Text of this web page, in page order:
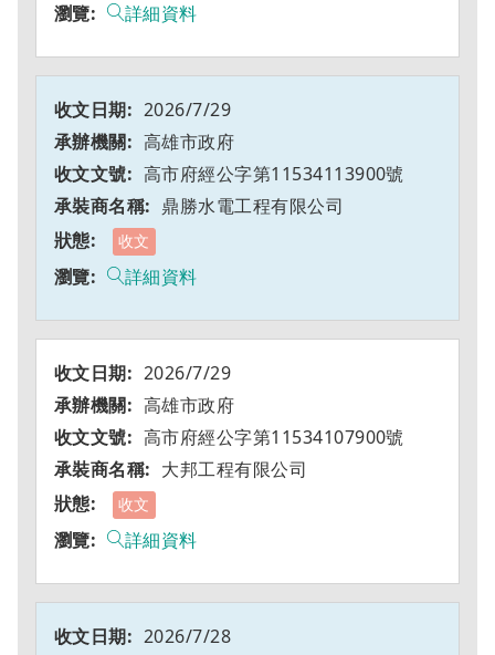
詳細資料
2026/7/29
高雄市政府
高市府經公字第11534113900號
鼎勝水電工程有限公司
收文
詳細資料
2026/7/29
高雄市政府
高市府經公字第11534107900號
大邦工程有限公司
收文
詳細資料
2026/7/28